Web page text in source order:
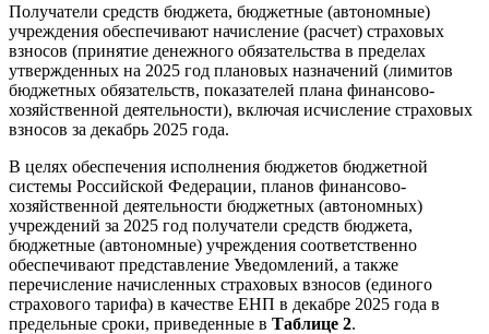
Получатели средств бюджета, бюджетные (автономные)
учреждения обеспечивают начисление (расчет) страховых
взносов (принятие денежного обязательства в пределах
утвержденных на 2025 год плановых назначений (лимитов
бюджетных обязательств, показателей плана финансово-
хозяйственной деятельности), включая исчисление страховых
взносов за декабрь 2025 года.
В целях обеспечения исполнения бюджетов бюджетной
системы Российской Федерации, планов финансово-
хозяйственной деятельности бюджетных (автономных)
учреждений за 2025 год получатели средств бюджета,
бюджетные (автономные) учреждения соответственно
обеспечивают представление Уведомлений, а также
перечисление начисленных страховых взносов (единого
страхового тарифа) в качестве ЕНП в декабре 2025 года в
предельные сроки, приведенные в Таблице 2.